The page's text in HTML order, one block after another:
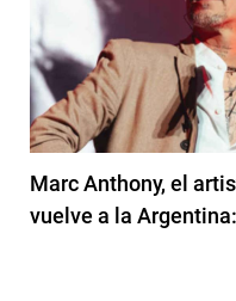
Marc Anthony, el
vuelve a la